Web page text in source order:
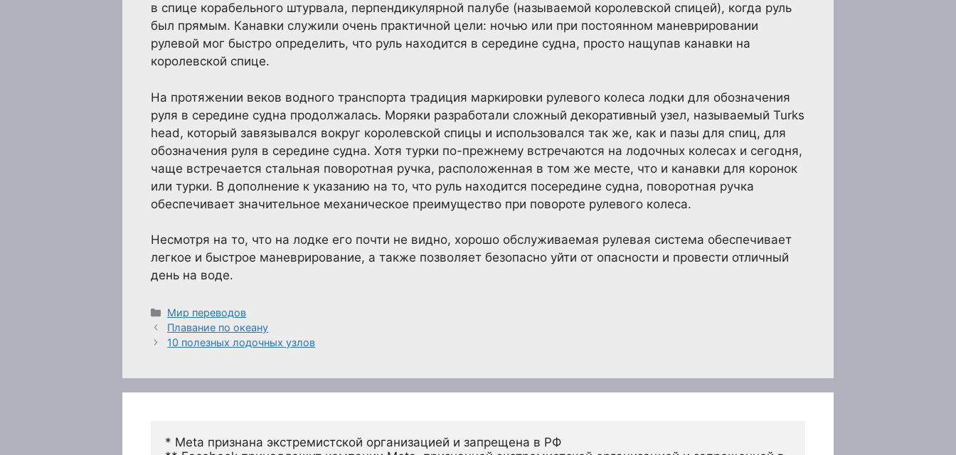
в спице корабельного штурвала, перпендикулярной палубе (называемой королевской спицей), когда руль
был прямым. Канавки служили очень практичной цели: ночью или при постоянном маневрировании
рулевой мог быстро определить, что руль находится в середине судна, просто нащупав канавки на
королевской спице.
На протяжении веков водного транспорта традиция маркировки рулевого колеса лодки для обозначения
руля в середине судна продолжалась. Моряки разработали сложный декоративный узел, называемый Turks
head, который завязывался вокруг королевской спицы и использовался так же, как и пазы для спиц, для
обозначения руля в середине судна. Хотя турки по-прежнему встречаются на лодочных колесах и сегодня,
чаще встречается стальная поворотная ручка, расположенная в том же месте, что и канавки для коронок
или турки. В дополнение к указанию на то, что руль находится посередине судна, поворотная ручка
обеспечивает значительное механическое преимущество при повороте рулевого колеса.
Несмотря на то, что на лодке его почти не видно, хорошо обслуживаемая рулевая система обеспечивает
легкое и быстрое маневрирование, а также позволяет безопасно уйти от опасности и провести отличный
день на воде.
Рубрики
Мир переводов
Плавание по океану
10 полезных лодочных узлов
* Meta признана экстремистской организацией и запрещена в РФ